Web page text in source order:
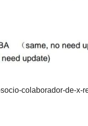
colaborador-de-x-